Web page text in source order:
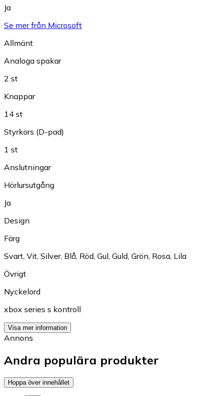
Ja
Se mer från Microsoft
Allmänt
Analoga spakar
2 st
Knappar
14 st
Styrkors (D-pad)
1 st
Anslutningar
Hörlursutgång
Ja
Design
Färg
Svart Vit Silver, Blå Röd Gul Guld Grön Rosa Lila
Övrigt
Nyckelord
xbox series s kontroll
Visa mer information
Annons
Andra populära produkter
Hoppa över innehållet